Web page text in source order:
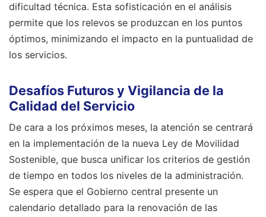
dificultad técnica. Esta sofisticación en el análisis
permite que los relevos se produzcan en los puntos
óptimos, minimizando el impacto en la puntualidad de
los servicios.
Desafíos Futuros y Vigilancia de la
Calidad del Servicio
De cara a los próximos meses, la atención se centrará
en la implementación de la nueva Ley de Movilidad
Sostenible, que busca unificar los criterios de gestión
de tiempo en todos los niveles de la administración.
Se espera que el Gobierno central presente un
calendario detallado para la renovación de las